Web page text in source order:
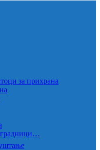
за прихрана